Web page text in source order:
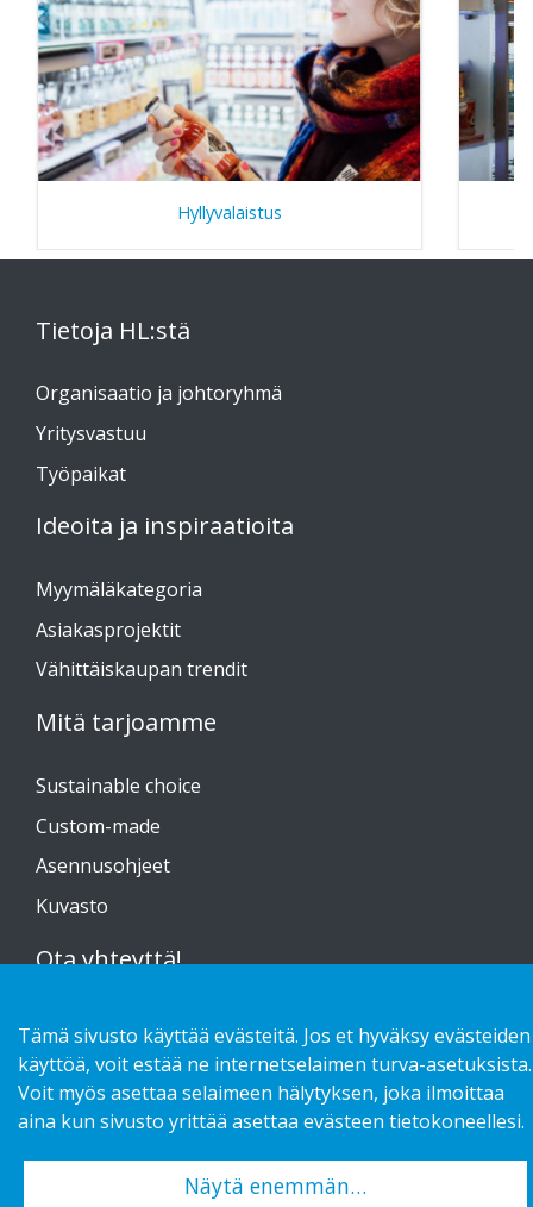
Hyllyvalaistus
Tietoja HL:stä
Organisaatio ja johtoryhmä
Yritysvastuu
Työpaikat
Ideoita ja inspiraatioita
Myymäläkategoria
Asiakasprojektit
Vähittäiskaupan trendit
Mitä tarjoamme
Sustainable choice
Custom-made
Asennusohjeet
Kuvasto
Ota yhteyttä!
Tämä sivusto käyttää evästeitä. Jos et hyväksy evästeiden
käyttöä, voit estää ne internetselaimen turva-asetuksista.
Voit myös asettaa selaimeen hälytyksen, joka ilmoittaa
aina kun sivusto yrittää asettaa evästeen tietokoneellesi.
Näytä enemmän…